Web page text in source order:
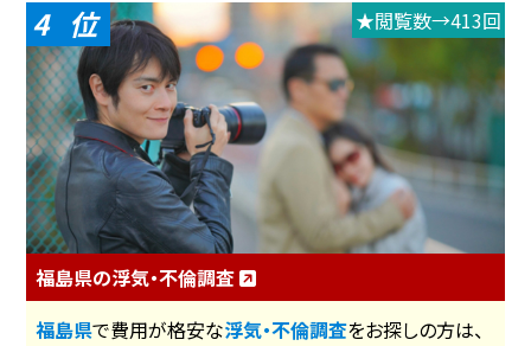
4 ★閲覧数→413回
福島県の浮気・不倫調査
福島県で費用が格安な浮気・不倫調査をお探しの方は、